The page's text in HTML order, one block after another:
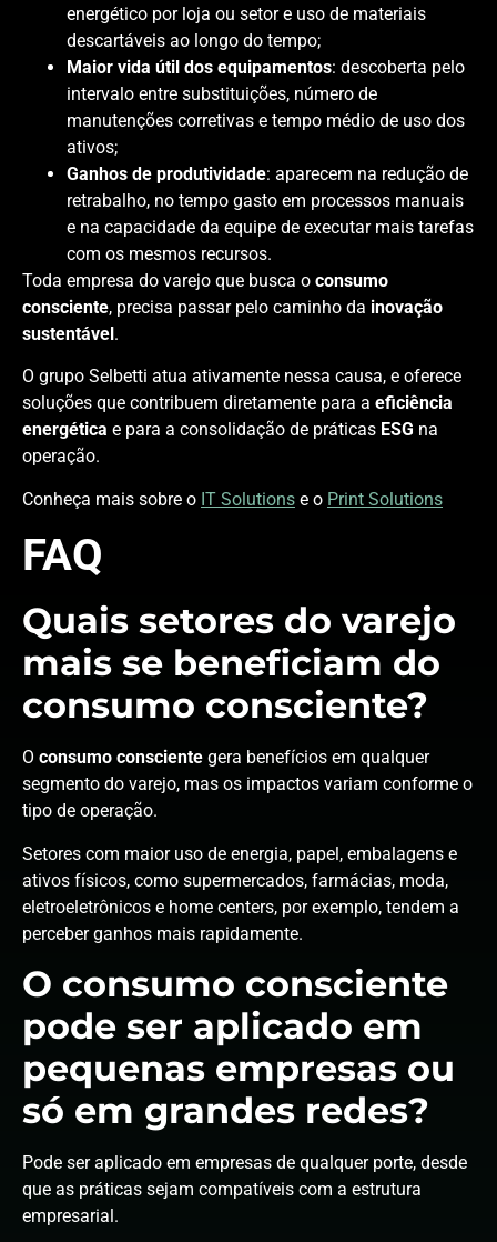
energético por loja ou setor e uso de materiais
descartáveis ao longo do tempo;
Maior vida útil dos equipamentos: descoberta pelo
intervalo entre substituições, número de
manutenções corretivas e tempo médio de uso dos
ativos;
Ganhos de produtividade: aparecem na redução de
retrabalho, no tempo gasto em processos manuais
e na capacidade da equipe de executar mais tarefas
com os mesmos recursos.
Toda empresa do varejo que busca o consumo
consciente, precisa passar pelo caminho da inovação
sustentável.
O grupo Selbetti atua ativamente nessa causa, e oferece
soluções que contribuem diretamente para a eficiência
energética e para a consolidação de práticas ESG na
operação.
Conheça mais sobre o IT Solutions e o Print Solutions
FAQ
Quais setores do varejo
mais se beneficiam do
consumo consciente?
O consumo consciente gera benefícios em qualquer
segmento do varejo, mas os impactos variam conforme o
tipo de operação.
Setores com maior uso de energia, papel, embalagens e
ativos físicos, como supermercados, farmácias, moda,
eletroeletrônicos e home centers, por exemplo, tendem a
perceber ganhos mais rapidamente.
O consumo consciente
pode ser aplicado em
pequenas empresas ou
só em grandes redes?
Pode ser aplicado em empresas de qualquer porte, desde
que as práticas sejam compatíveis com a estrutura
empresarial.